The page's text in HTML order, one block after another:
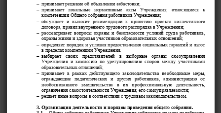
принимает решение об объявлении забастовки;
принимает  локальные  нормативные  акты  Учреждения,  относящиеся  к
компетенции Общего собрания работников Учреждения;
обсуждает  и  выносит  рекомендации  к  принятию  проекта  коллективного
договора, правил внутреннего трудового распорядка в Учреждении;
рассматривает вопросы охраны и безопасности условий труда работников,
охраны жизни и здоровья участников образовательных отношений;
определяет порядок и условия предоставления социальных гарантий и льгот
в пределах компетенции Учреждения.
выбирает  своих  представителей  в  выборные  органы  самоуправления
Учреждения и  комиссию  по урегулированию споров между участниками
образовательных отношений;
принимает  в  рамках  действующего  законодательства необходимые  меры,
ограждающие  педагогических  и  других  работников,  администрацию  от
необоснованного  вмешательства  в  их  профессиональную  деятельность,
ограничения самостоятельности Учреждения, его самоуправляемости;
 решает иные вопросы в соответствии с трудовым законодательством.
3. Организация деятельности и порядок проведения общего собрания.